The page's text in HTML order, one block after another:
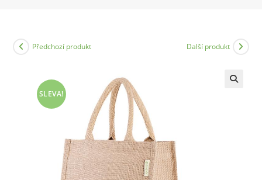
Předchozí produkt Další produkt
SLEVA!